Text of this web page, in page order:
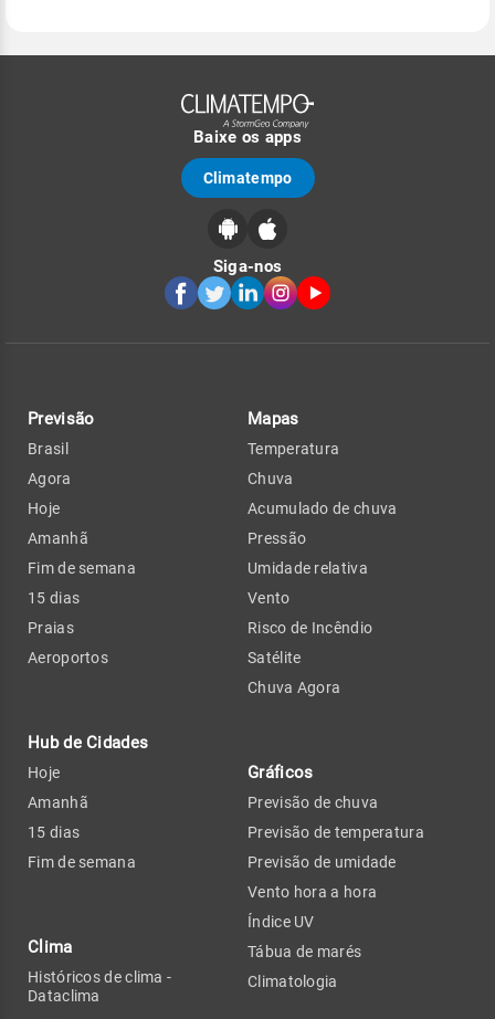
Baixe os apps
Climatempo
Siga-nos
Previsão
Brasil
Agora
Hoje
Amanhã
Fim de semana
15 dias
Praias
Aeroportos
Hub de Cidades
Hoje
Amanhã
15 dias
Fim de semana
Clima
Históricos de clima -
Dataclima
Mapas
Temperatura
Chuva
Acumulado de chuva
Pressão
Umidade relativa
Vento
Risco de Incêndio
Satélite
Chuva Agora
Gráficos
Previsão de chuva
Previsão de temperatura
Previsão de umidade
Vento hora a hora
Índice UV
Tábua de marés
Climatologia